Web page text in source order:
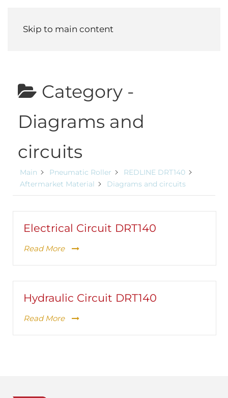
Skip to main content
Category -
Diagrams and
circuits
Main Pneumatic Roller
REDLINE DRT140
Aftermarket Material
Diagrams and circuits
Electrical Circuit DRT140
Read More
Hydraulic Circuit DRT140
Read More